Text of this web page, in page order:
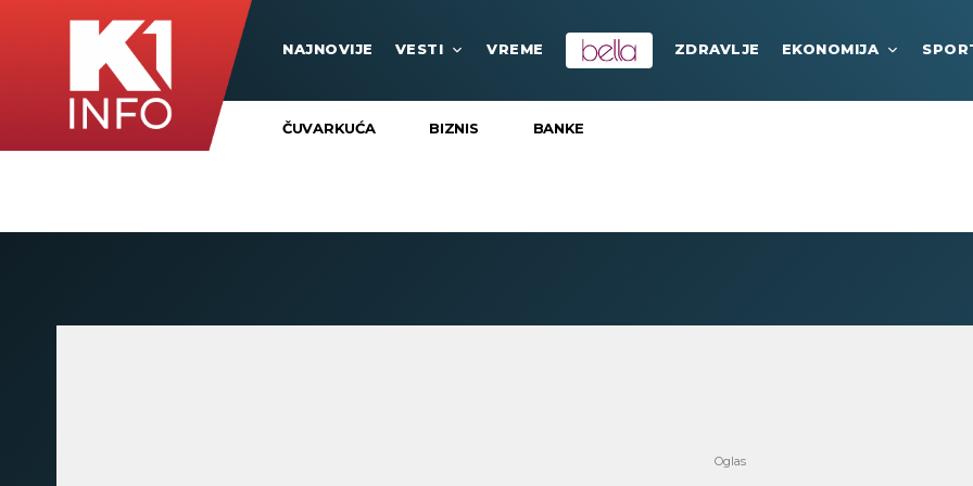
NAJNOVIJE VESTI VREME ZDRAVLJE EKONOMIJA
ČUVARKUĆA BIZNIS BANKE